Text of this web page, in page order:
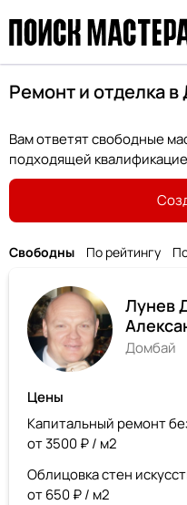
Ремонт и отделка
Вам ответят свободные
подходящей
Свободны По рейтингу
Лунев
Домбай
Цены
Капитальный ремонт
от 3500 ₽ / м2
Облицовка стен
от 650 ₽ / м2